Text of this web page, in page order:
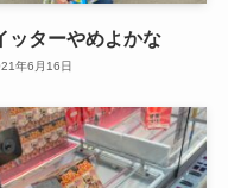
ッターやめよかな
年6月16日